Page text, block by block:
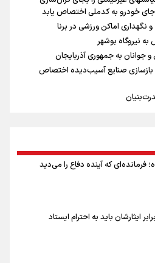
جای خودرو به کدملی اختصاص یابد
اماکن ورزشی در برنا
نیروگاه بوشهر
جوانان به جمهوری آذربایجان
بازسازی صنایع آسیب‌دیده اختصاص
منوط به پذیرش شروط ایران از سوی
ایران و عمان ندارد
نگرانی‌های جدی دوران جنگ است/ خطر از
«محمود صارمی»
فرمانده‌ای که آینده دفاع را می‌دید
ایثارشان باید به احترام ایستاد